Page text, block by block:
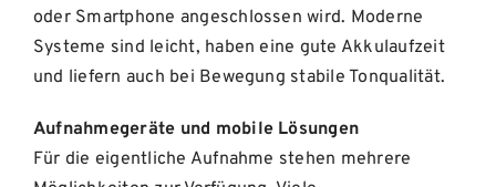
oder Smartphone angeschlossen wird. Moderne
Systeme sind leicht, haben eine gute Akkulaufzeit
und liefern auch bei Bewegung stabile Tonqualität.
Aufnahmegeräte und mobile Lösungen
Für die eigentliche Aufnahme stehen mehrere